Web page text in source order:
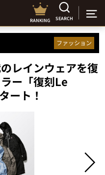
RANKING SEARCH
ファッション
レインウェアを復
ー「復刻Le
ート！